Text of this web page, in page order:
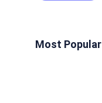
Most Popular